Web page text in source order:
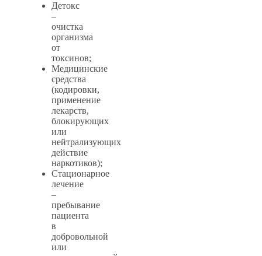
Детокс
–
очистка
организма
от
токсинов;
Медицинские
средства
(кодировки,
применение
лекарств,
блокирующих
или
нейтрализующих
действие
наркотиков);
Стационарное
лечение
–
пребывание
пациента
в
добровольной
или